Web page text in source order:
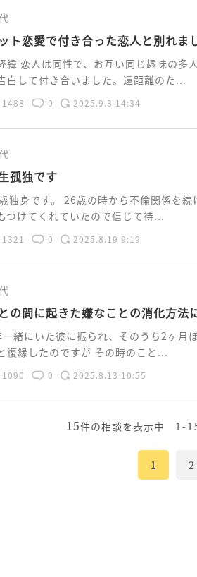
ト恋愛で付き合った恋人と別れま
緯 恋人は同性で、お互い同じ趣味の
白して付き合いました。遠距離のた...
1488 0 2025.9.3 14:34
孤独です
独身です。 26歳の時から不倫関係を
つけてくれていたので信じて待...
1321 0 2025.8.19 9:19
の間に起きた嫌なことの消化方法
緒にいた彼に振られ、そのうち2ヶ月
復縁したのですが その時のこと...
1090 0 2025.8.13 10:55
15件の相談を表示中 1-
1 2